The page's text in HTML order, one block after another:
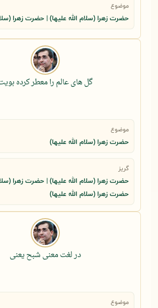
موضوع
حضرت زهرا (سلام الله علیها) | حضرت زهرا
گل های عالم را معطر کرده
موضوع
حضرت زهرا (سلام الله علیها)
گریز
حضرت زهرا (سلام الله علیها) | حضرت زهرا
حضرت زهرا (سلام الله علیها)
در لغت معنی شبح یعنی
موضوع